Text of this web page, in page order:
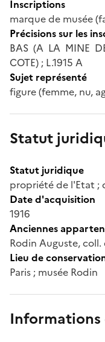
Inscriptions
marque de musée
Précisions sur les
BAS (A LA MINE
COTE) ; L.1915 A
Sujet représenté
figure (femme, nu,
Statut
Statut juridique
propriété de l'Etat ;
Date d'acquisition
1916
Anciennes
Rodin Auguste,
Lieu de
Paris ; musée Rodin